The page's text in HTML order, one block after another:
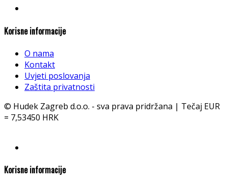
Korisne informacije
O nama
Kontakt
Uvjeti poslovanja
Zaštita privatnosti
© Hudek Zagreb d.o.o. - sva prava pridržana | Tečaj EUR
= 7,53450 HRK
Korisne informacije